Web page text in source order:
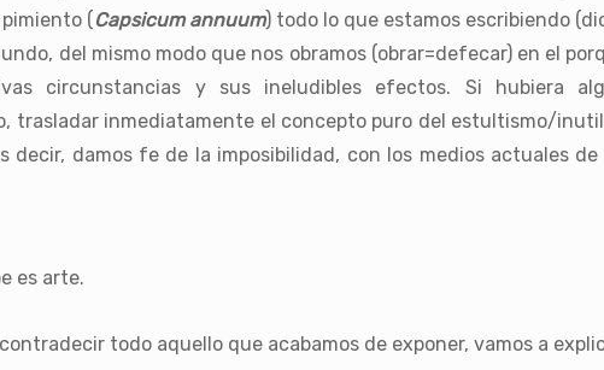
(Capsicum annuum) todo lo que estamos escribiendo
del mismo modo que nos obramos (obrar=defecar) en el
circunstancias y sus ineludibles efectos. Si hubiera
trasladar inmediatamente el concepto puro del estultismo/
decir, damos fe de la imposibilidad, con los medios actuales
es arte.
todo aquello que acabamos de exponer, vamos a